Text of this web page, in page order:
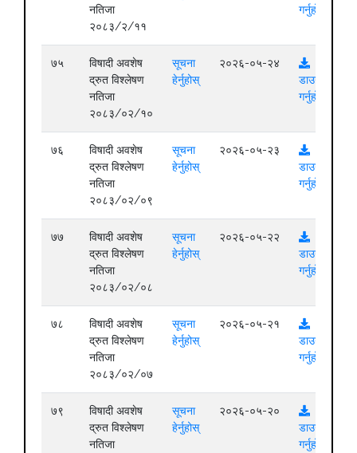
नतिजा
२०८३/२/११
गर्नुहोस्
७५
विषादी अवशेष
द्रुत विश्लेषण
नतिजा
२०८३/०२/१०
सूचना
हेर्नुहोस्
२०२६-०५-२४
डाउनलोड
गर्नुहोस्
७६
विषादी अवशेष
द्रुत विश्लेषण
नतिजा
२०८३/०२/०९
सूचना
हेर्नुहोस्
२०२६-०५-२३
डाउनलोड
गर्नुहोस्
७७
विषादी अवशेष
द्रुत विश्लेषण
नतिजा
२०८३/०२/०८
सूचना
हेर्नुहोस्
२०२६-०५-२२
डाउनलोड
गर्नुहोस्
७८
विषादी अवशेष
द्रुत विश्लेषण
नतिजा
२०८३/०२/०७
सूचना
हेर्नुहोस्
२०२६-०५-२१
डाउनलोड
गर्नुहोस्
७९
विषादी अवशेष
द्रुत विश्लेषण
नतिजा
सूचना
हेर्नुहोस्
२०२६-०५-२०
डाउनलोड
गर्नुहोस्